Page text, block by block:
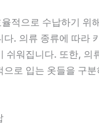
적으로 수납하기 위
다. 의류 종류에 따라
쉬워집니다. 또한, 의
으로 입는 옷들을 구